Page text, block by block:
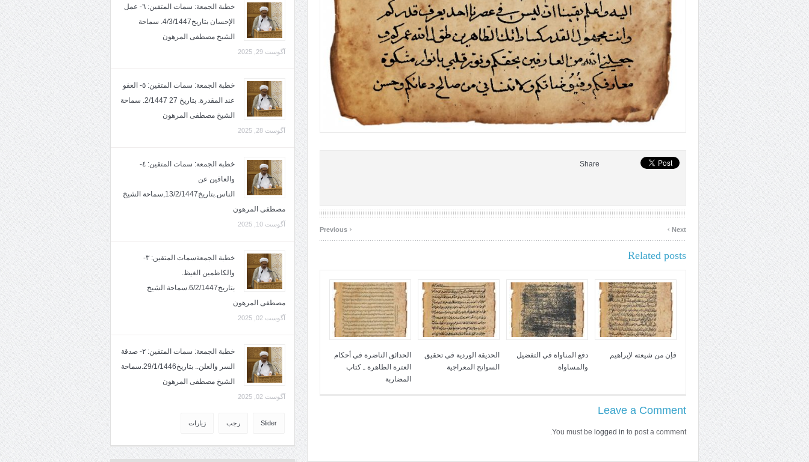
Share
‹ Next
›
Related posts
فإن من شيعته لإبراهيم
دفع المناواة في التفضيل
والمساواة
الحديقة الوردية في تحقيق
السوانح المعراجية
الحدائق الناضرة في أحكام
العترة الطاهرة ـ كتاب
المضاربة
Leave a Comment
You must be logged in to post a comment.
خطبة الجمعة: سمات المتقين: ٦- عمل
الإحسان بتاريخ4/3/1447. سماحة
الشيخ مصطفى المرهون
آگوست 29, 2025
خطبة الجمعة: سمات المتقين: ٥- العفو
عند المقدرة. بتاريخ 27 2/1447. سماحة
الشيخ مصطفى المرهون
آگوست 28, 2025
خطبة الجمعة: سمات المتقين: ٤-
والعافين عن
الناس.بتاريخ13/2/1447,سماحة الشيخ
مصطفى المرهون
آگوست 10, 2025
خطبة الجمعةسمات المتقين: ٣-
والكاظمين الغيظ.
بتاريخ6/2/1447.سماحة الشيخ
مصطفى المرهون
آگوست 02, 2025
خطبة الجمعة: سمات المتقين: ٢- صدقة
السر والعلن.. بتاريخ29/1/1446.سماحة
الشيخ مصطفى المرهون
آگوست 02, 2025
Slider رجب زيارات